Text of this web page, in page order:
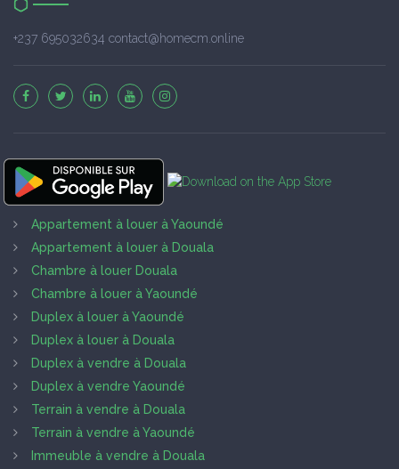
+237 695032634 contact@homecm.online
Appartement à louer à Yaoundé
Appartement à louer à Douala
Chambre à louer Douala
Chambre à louer à Yaoundé
Duplex à louer à Yaoundé
Duplex à louer à Douala
Duplex à vendre à Douala
Duplex à vendre Yaoundé
Terrain à vendre à Douala
Terrain à vendre à Yaoundé
Immeuble à vendre à Douala